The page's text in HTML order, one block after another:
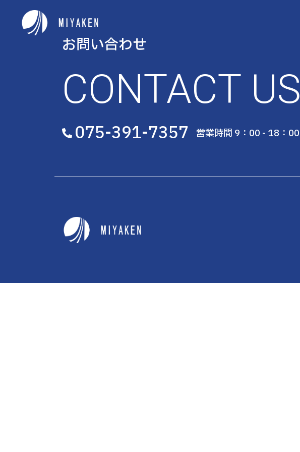
お問い合わせ
CONTACT US
075-391-7357 営業時間 9：00 - 18：00